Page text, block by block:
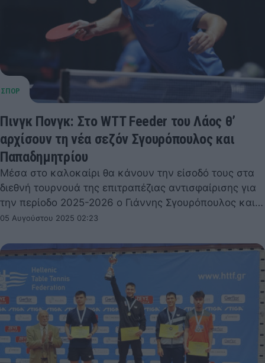
Πινγκ Πονγκ: Στο WTT Feeder του Λάος θ’
αρχίσουν τη νέα σεζόν Σγουρόπουλος και
Παπαδημητρίου
Μέσα στο καλοκαίρι θα κάνουν την είσοδό τους στα
διεθνή τουρνουά της επιτραπέζιας αντισφαίρισης για
την περίοδο 2025-2026 ο Γιάννης Σγουρόπουλος και…
05 Αυγούστου 2025 02:23